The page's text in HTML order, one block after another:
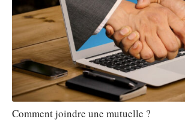
Comment joindre une mutuelle ?